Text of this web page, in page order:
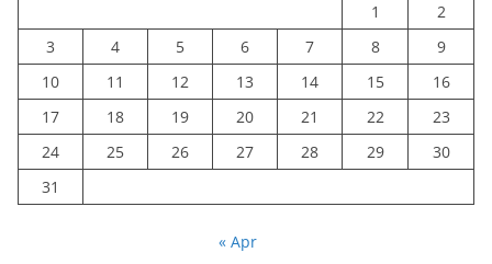
1
2
3
4 5 6 7 8
9
10
11 12 13 14 15
16
17
18 19 20 21 22
23
24
25 26 27 28 29
30
31
« Apr